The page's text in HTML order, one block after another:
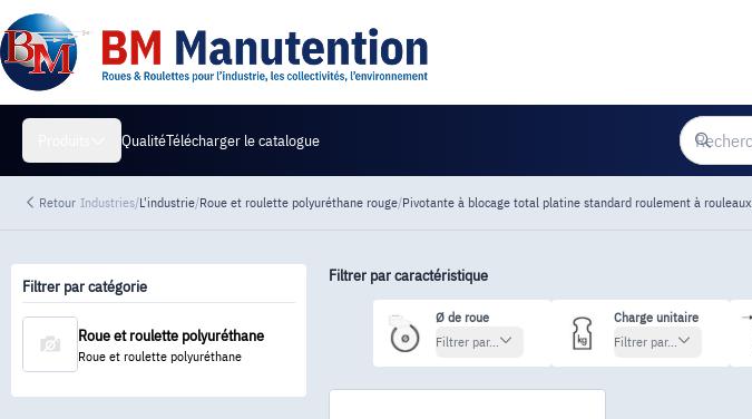
QualitéTélécharger le catalogue
Retour Industries/L'industrie/Roue et roulette polyuréthane rouge/Pivotante à blocage total platine standard roulement à rouleaux
Filtrer par catégorie
Roue et roulette polyuréthane
Roue et roulette polyuréthane
Filtrer par caractéristique
Ø de roue
Filtrer par...
Charge unitaire
Filtrer par...